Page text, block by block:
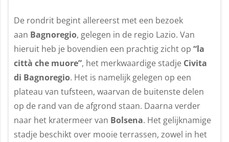
De rondrit begint allereerst met een bezoek
aan Bagnoregio, gelegen in de regio Lazio. Van
hieruit heb je bovendien een prachtig zicht op “la
città che muore”, het merkwaardige stadje Civita
di Bagnoregio. Het is namelijk gelegen op een
plateau van tufsteen, waarvan de buitenste delen
op de rand van de afgrond staan. Daarna verder
naar het kratermeer van Bolsena. Het gelijknamige
stadje beschikt over mooie terrassen, zowel in het